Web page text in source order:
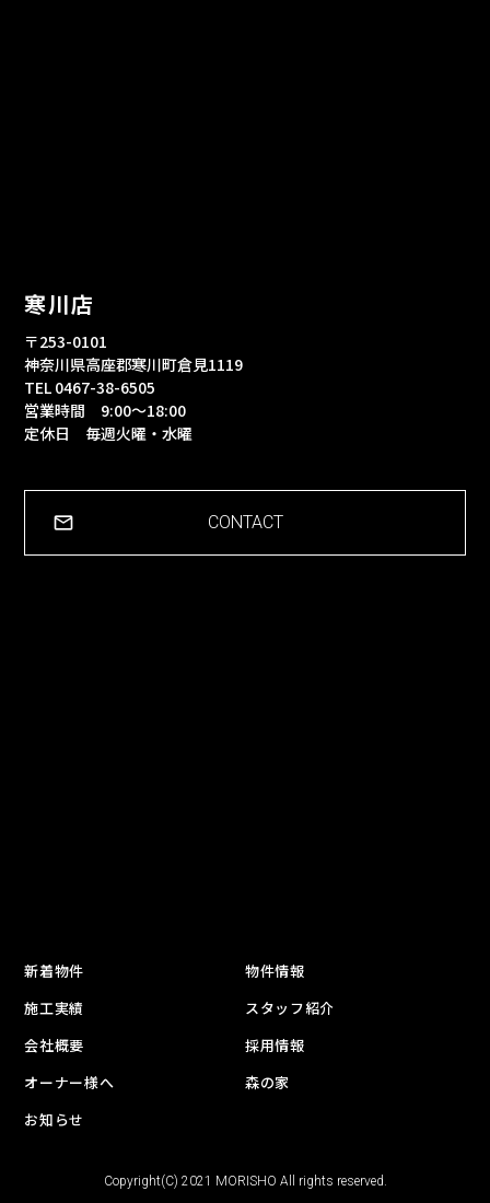
寒川店
〒253-0101
神奈川県高座郡寒川町倉見1119
TEL 0467-38-6505
営業時間 9:00～18:00
定休日 毎週火曜・水曜
CONTACT
新着物件
物件情報
施工実績
スタッフ紹介
会社概要
採用情報
オーナー様へ
森の家
お知らせ
Copyright(C) 2021 MORISHO All rights reserved.